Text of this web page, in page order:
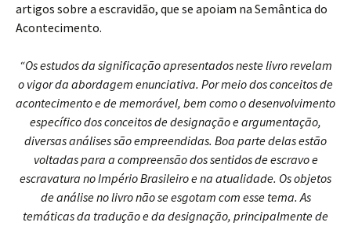
artigos sobre a escravidão, que se apoiam na Semântica do
Acontecimento.
“Os estudos da significação apresentados neste livro revelam
o vigor da abordagem enunciativa. Por meio dos conceitos de
acontecimento e de memorável, bem como o desenvolvimento
específico dos conceitos de designação e argumentação,
diversas análises são empreendidas. Boa parte delas estão
voltadas para a compreensão dos sentidos de escravo e
escravatura no Império Brasileiro e na atualidade. Os objetos
de análise no livro não se esgotam com esse tema. As
temáticas da tradução e da designação, principalmente de